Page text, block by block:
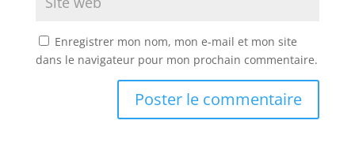
Enregistrer mon nom, mon e-mail et mon site
dans le navigateur pour mon prochain commentaire.